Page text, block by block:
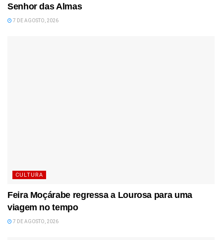
Senhor das Almas
7 DE AGOSTO, 2026
CULTURA
Feira Moçárabe regressa a Lourosa para uma
viagem no tempo
7 DE AGOSTO, 2026